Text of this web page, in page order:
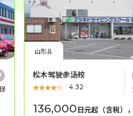
山形县
松木驾驶赤汤校
★★★★★
☆☆☆☆☆ 4.32
136,000日元起（含税）